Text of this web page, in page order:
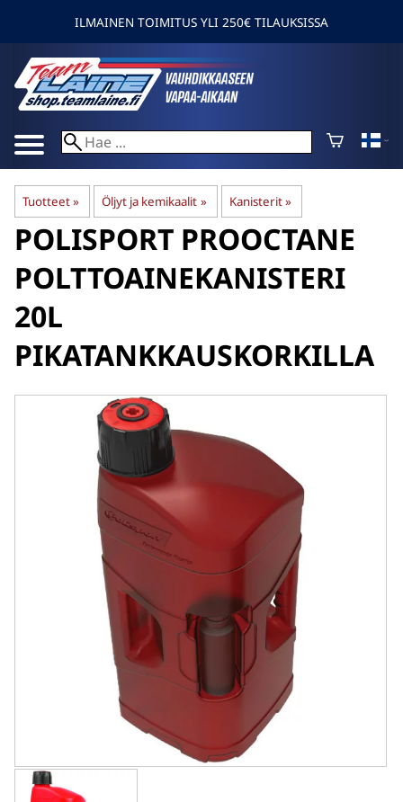
ILMAINEN TOIMITUS YLI 250€ TILAUKSISSA
Tuotteet‪» Öljyt ja kemikaalit ‪» Kanisterit‪»
POLISPORT PROOCTANE
POLTTOAINEKANISTERI
20L
PIKATANKKAUSKORKILLA